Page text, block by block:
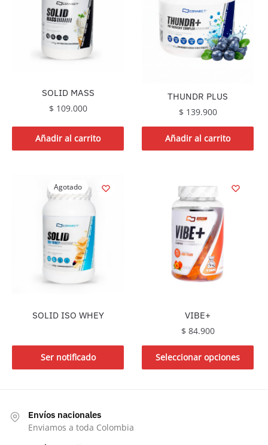
SOLID MASS
$ 109.000
Añadir al carrito
THUNDR PLUS
$ 139.900
Añadir al carrito
Agotado
SOLID ISO WHEY
Ser notificado
VIBE+
$ 84.900
Seleccionar opciones
Este
producto
Envíos nacionales
Enviamos a toda Colombia